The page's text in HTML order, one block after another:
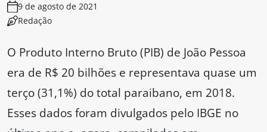
9 de agosto de 2021
Redação
O Produto Interno Bruto (PIB) de João Pessoa
era de R$ 20 bilhões e representava quase um
terço (31,1%) do total paraibano, em 2018.
Esses dados foram divulgados pelo IBGE no